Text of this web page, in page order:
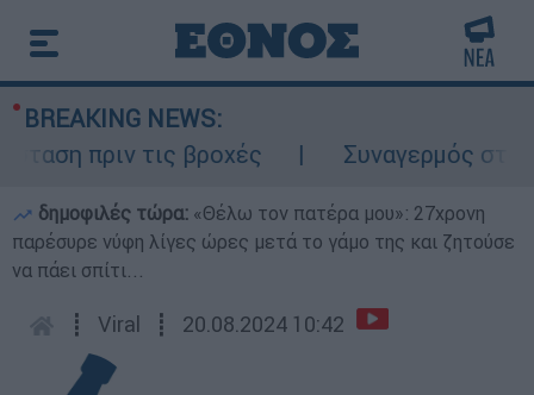
BREAKING NEWS:
πριν τις βροχές
Συναγερμός στον
δημοφιλές τώρα: «Θέλω τον πατέρα μου»: 27χρονη
παρέσυρε νύφη λίγες ώρες μετά το γάμο της και ζητούσε
να πάει σπίτι...
┋ Viral ┋ 20.08.2024 10:42